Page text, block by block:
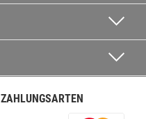
ZAHLUNGSARTEN